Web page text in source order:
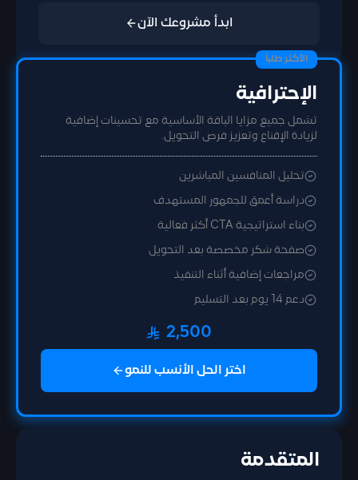
ابدأ مشروعك الآن
الأكثر طلباً
الإحترافية
تشمل جميع مزايا الباقة الأساسية مع تحسينات إضافية
لزيادة الإقناع وتعزيز فرص التحويل.
تحليل المنافسين المباشرين
دراسة أعمق للجمهور المستهدف
بناء استراتيجية CTA أكثر فعالية
صفحة شكر مخصصة بعد التحويل
مراجعات إضافية أثناء التنفيذ
دعم 14 يوم بعد التسليم
2,500
اختر الحل الأنسب للنمو
المتقدمة